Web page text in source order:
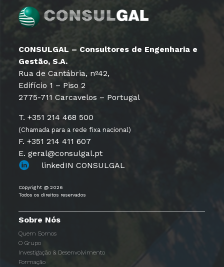
CONSULGAL – Consultores de Engenharia e
Gestão, S.A.
Rua de Cantábria, nº42,
Edifício 1 – Piso 2
2775-711 Carcavelos – Portugal
T. +351 214 468 500
(Chamada para a rede fixa nacional)
F. +351 214 411 607
E. geral@consulgal.pt
linkedIN CONSULGAL
Copyright @ 2026
Todos os direitos reservados
Sobre Nós
Quem Somos
O Grupo
Investigação & Desenvolvimento
Formação